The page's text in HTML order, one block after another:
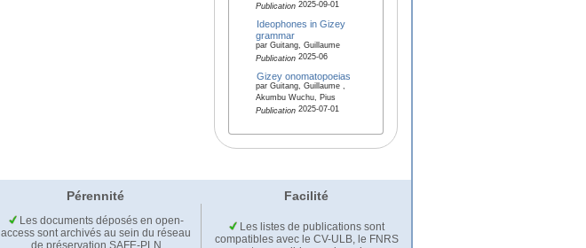
Publication2025-09-01
Ideophones in Gizey
grammar
par Guitang, Guillaume
Publication2025-06
Gizey onomatopoeias
par Guitang, Guillaume ,
Akumbu Wuchu, Pius
Publication2025-07-01
Pérennité Facilité
Les documents déposés en open-
access sont archivés au sein du réseau
Les listes de publications sont
compatibles avec le CV-ULB, le FNRS